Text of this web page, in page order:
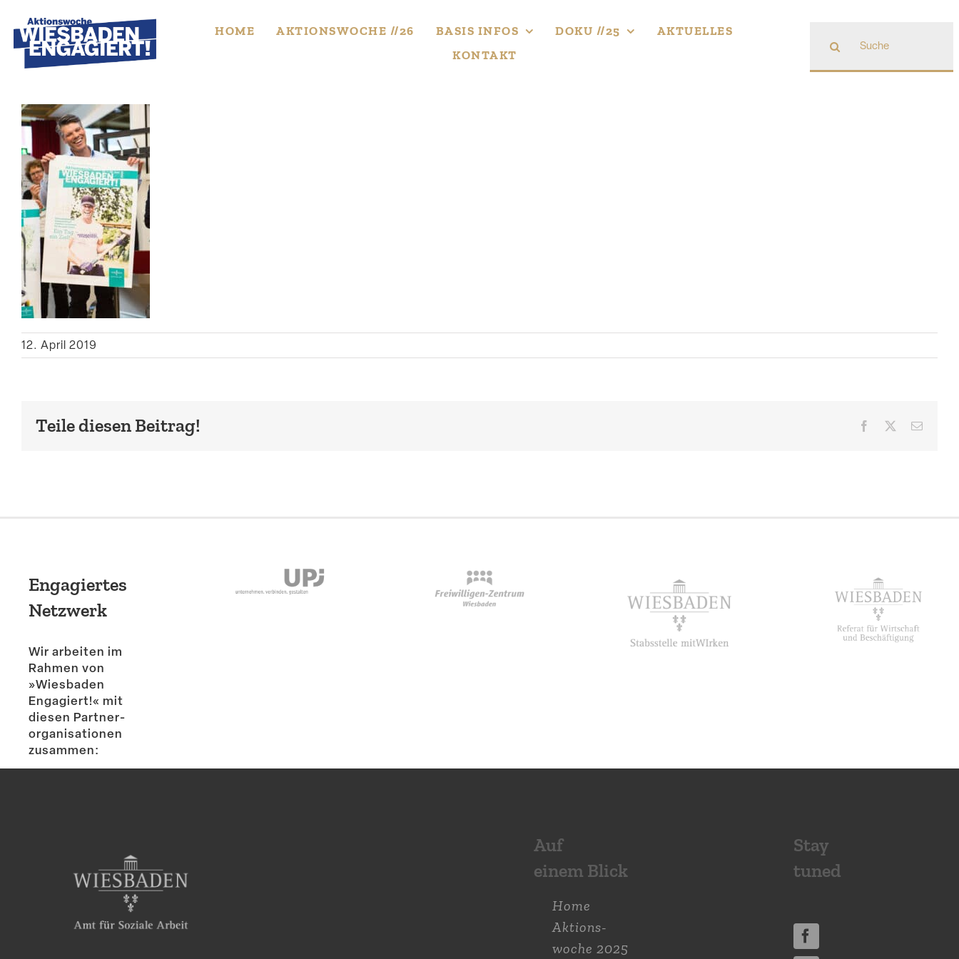
to
content
HOME AKTIONS­WOCHE //26 BASIS INFOS DOKU //25
AKTUELLES
KONTAKT
nach:
12. April 2019
Teile diesen Beitrag! Facebook
Engagiertes
Netzwerk
Wir arbeiten im
Rahmen von
»Wiesbaden
Engagiert!« mit
diesen Partner­
or­ga­ni­sa­tionen
zusammen:
Auf
einem Blick
Home
Aktions­
woche 2025
Stay
tuned